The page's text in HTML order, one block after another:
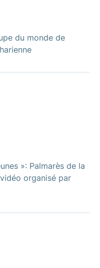
du monde de
»: Palmarès de la
organisé par